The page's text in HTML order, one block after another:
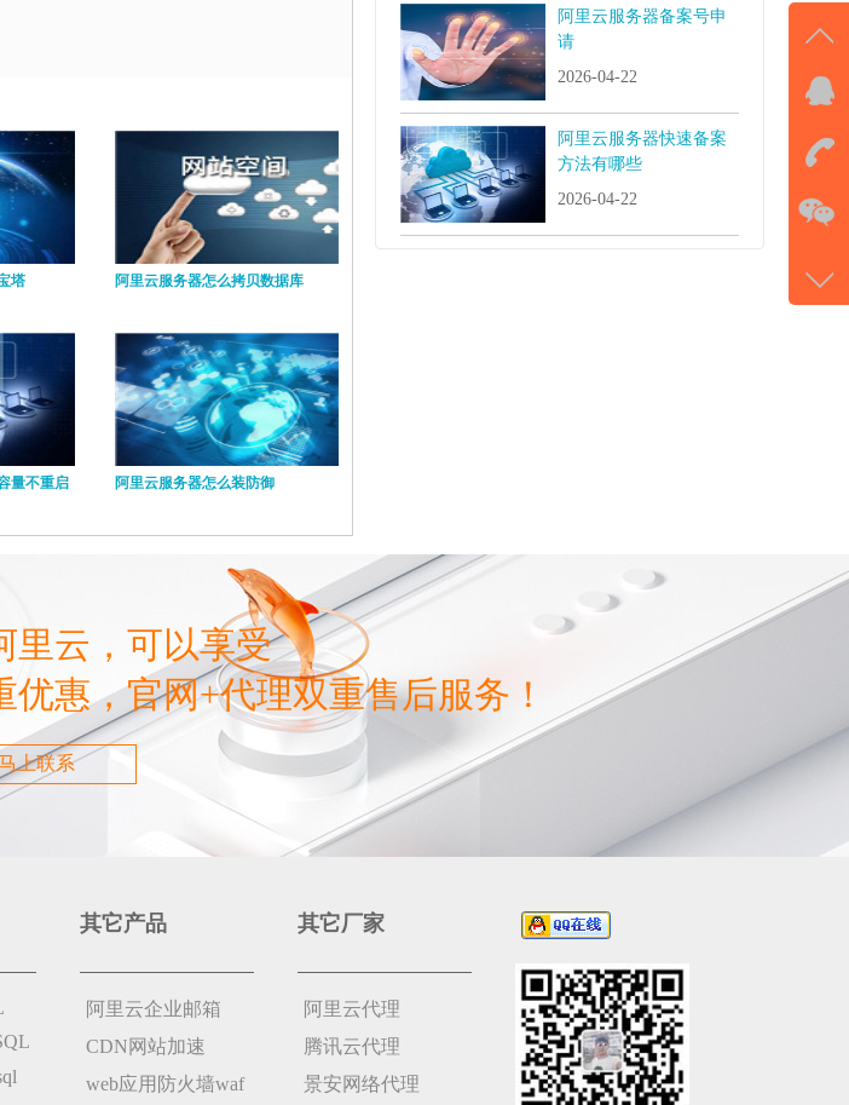
塔 阿里云服务器怎么拷贝数据库
量不重启 阿里云服务器怎么装防御
阿里云服务器备案号申
请
2026-04-22
阿里云服务器快速备案
方法有哪些
2026-04-22
里云，可以享受
惠，官网+代理双重售后服务！
上联系
其它产品
阿里云企业邮箱
CDN网站加速
web应用防火墙waf
其它厂家
阿里云代理
腾讯云代理
景安网络代理
QQ
击
177-